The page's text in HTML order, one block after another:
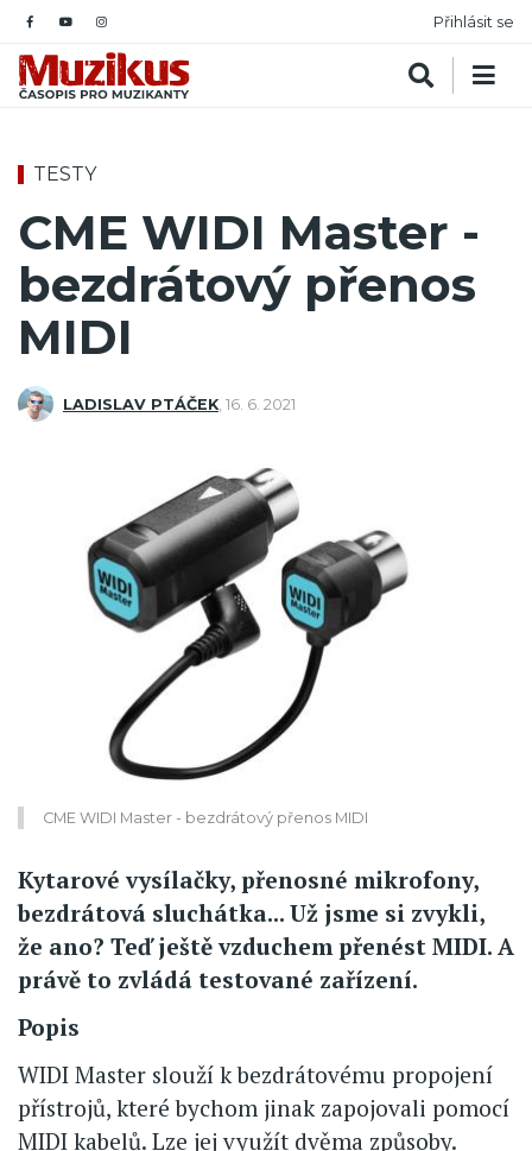
Přihlásit se
TESTY
CME WIDI Master -
bezdrátový přenos
MIDI
LADISLAV PTÁČEK 16. 6. 2021
CME WIDI Master - bezdrátový přenos MIDI
Kytarové vysílačky, přenosné mikrofony,
bezdrátová sluchátka... Už jsme si zvykli,
že ano? Teď ještě vzduchem přenést MIDI. A
právě to zvládá testované zařízení.
Popis
WIDI Master slouží k bezdrátovému propojení
přístrojů, které bychom jinak zapojovali pomocí
MIDI kabelů. Lze jej využít dvěma způsoby.